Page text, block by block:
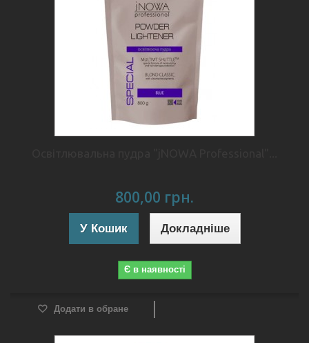
800,00 грн.
У Кошик Докладніше
Є в наявності
Додати в обране